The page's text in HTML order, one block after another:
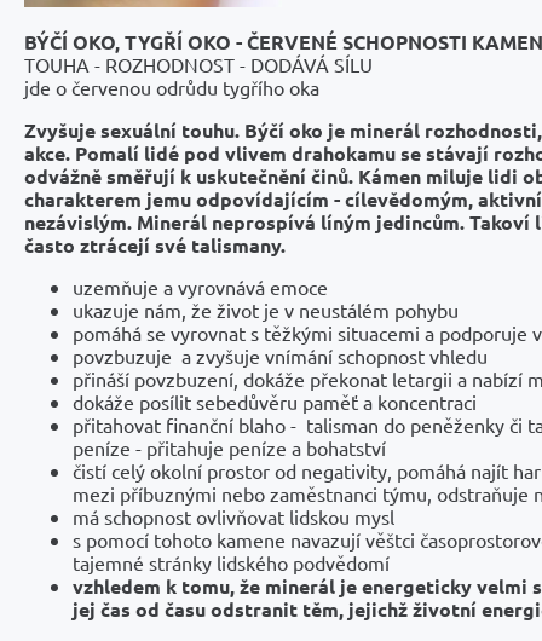
BÝČÍ OKO, TYGŘÍ OKO - ČERVENÉ SCHOPNOSTI
TOUHA - ROZHODNOST - DODÁVÁ SÍLU
jde o červenou odrůdu tygřího oka
Zvyšuje sexuální touhu. Býčí oko je minerál
akce. Pomalí lidé pod vlivem drahokamu se stávají
odvážně směřují k uskutečnění činů. Kámen miluje lidi
charakterem jemu odpovídajícím - cílevědomým,
nezávislým. Minerál neprospívá líným jedincům. Takoví
často ztrácejí své talismany.
uzemňuje a vyrovnává emoce
ukazuje nám, že život je v neustálém pohybu
pomáhá se vyrovnat s těžkými situacemi a podporuje
povzbuzuje a zvyšuje vnímání schopnost vhledu
přináší povzbuzení, dokáže překonat letargii a nabízí
dokáže posílit sebedůvěru paměť a koncentraci
přitahovat finanční blaho - talisman do peněženky či
peníze - přitahuje peníze a bohatství
čistí celý okolní prostor od negativity, pomáhá najít
mezi příbuznými nebo zaměstnanci týmu, odstraňuje
má schopnost ovlivňovat lidskou mysl
s pomocí tohoto kamene navazují věštci
tajemné stránky lidského podvědomí
vzhledem k tomu, že minerál je energeticky velmi
jej čas od času odstranit těm, jejichž životní